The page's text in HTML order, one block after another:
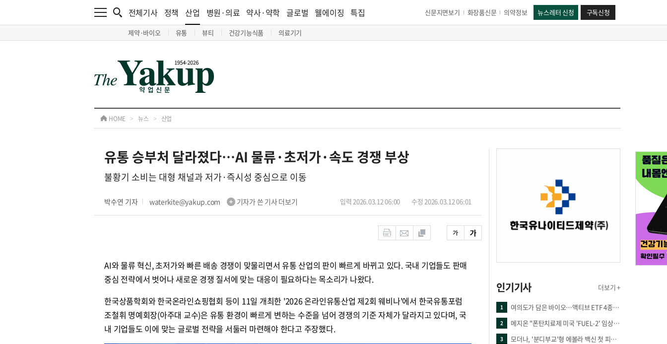
전체기사 정책 산업
제약·바이오 유통 뷰티 건강기능식품 의료기기
병원·의료 약사·약학 글로벌 웰에이징 특집 신문지면보기 화장품신문 의약정보 뉴스레터 신청 구독신청
HOME > 뉴스 > 산업
유통 승부처 달라졌다…AI 물류·초저가·속도 경쟁 부상
불황기 소비는 대형 채널과 저가·즉시성 중심으로 이동
박수연 기자 waterkite@yakup.com 기자가 쓴 기사 더보기 입력 2026.03.12 06:00 수정 2026.03.12 06:01
AI와 물류 혁신, 초저가와 빠른 배송 경쟁이 맞물리면서 유통 산업의 판이 빠르게 바뀌고 있다. 국내 기업들도 판매
중심 전략에서 벗어나 새로운 경쟁 질서에 맞는 대응이 필요하다는 목소리가 나왔다.
한국상품학회와 한국온라인쇼핑협회 등이 11일 개최한 '2026 온라인유통산업 제2회 웨비나'에서 한국유통포럼
조철휘 명예회장(아주대 교수)은 유통 환경이 빠르게 변하는 수준을 넘어 경쟁의 기준 자체가 달라지고 있다며, 국
내 기업들도 이에 맞는 글로벌 전략을 서둘러 마련해야 한다고 주장했다.
인기기사 더보기 +
1 여의도가 담은 바이오…액티브 ETF 4종의 선택은
2 메지온 "폰탄치료제 미국 'FUEL-2' 임상 프로토콜 영국 승인"
3 모더나, '분디부교'형 에볼라 백신 첫 피험자 접종